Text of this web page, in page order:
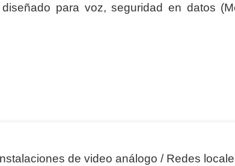
para voz, seguridad en datos
de video análogo / Redes